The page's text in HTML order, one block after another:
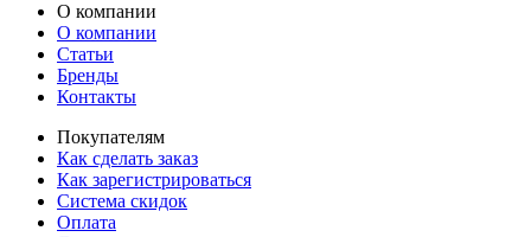
О компании
О компании
Статьи
Бренды
Контакты
Покупателям
Как сделать заказ
Как зарегистрироваться
Система скидок
Оплата